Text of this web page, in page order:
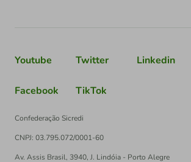
Youtube Twitter Linkedin
Facebook TikTok
Confederação Sicredi
CNPJ: 03.795.072/0001-60
Av. Assis Brasil, 3940, J. Lindóia - Porto Alegre